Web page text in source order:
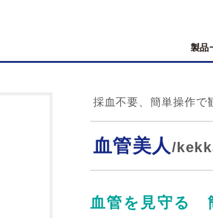
製品
採血不要、簡単操作で
血管美人/
血管を見守る